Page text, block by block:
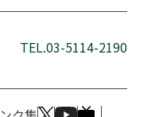
TEL.03-5114-2190